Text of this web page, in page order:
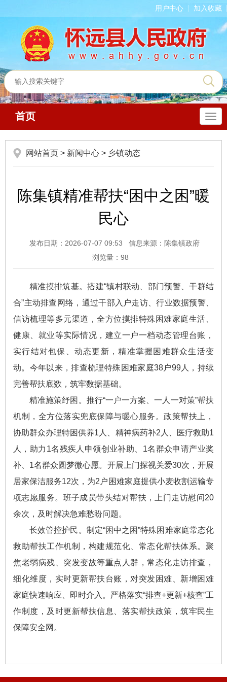
用户中心 加入收藏
导
航
首页
网站首页 > 新闻中心 > 乡镇动态
陈集镇精准帮扶“困中之困”暖
民心
发布日期：2026-07-07 09:53
信息来源：陈集镇政府
浏览量： 98
精准摸排筑基。搭建“镇村联动、部门预警、干群结
合”主动排查网络，通过干部入户走访、行业数据预警、
信访梳理等多元渠道，全方位摸排特殊困难家庭生活、
健康、就业等实际情况，建立一户一档动态管理台账，
实行结对包保、动态更新，精准掌握困难群众生活变
动。今年以来，排查梳理特殊困难家庭38户99人，持续
完善帮扶底数，筑牢数据基础。
精准施策纾困。推行“一户一方案、一人一对策”帮扶
机制，全方位落实兜底保障与暖心服务。政策帮扶上，
协助群众办理特困供养1人、精神病药补2人、医疗救助1
人，助力1名残疾人申领创业补助、1名群众申请产业奖
补、1名群众圆梦微心愿。开展上门探视关爱30次，开展
居家保洁服务12次，为2户困难家庭提供小麦收割运输专
项志愿服务。班子成员带头结对帮扶，上门走访慰问20
余次，及时解决急难愁盼问题。
长效管控护民。制定“困中之困”特殊困难家庭常态化
救助帮扶工作机制，构建规范化、常态化帮扶体系。聚
焦老弱病残、突发变故等重点人群，常态化走访排查，
细化维度，实时更新帮扶台账，对突发困难、新增困难
家庭快速响应、即时介入。严格落实“排查+更新+核查”工
作制度，及时更新帮扶信息、落实帮扶政策，筑牢民生
保障安全网。